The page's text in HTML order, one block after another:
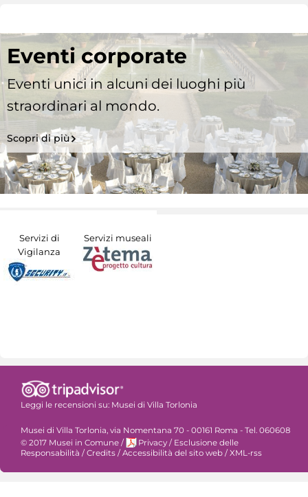
Eventi corporate
Eventi unici in alcuni dei luoghi più
straordinari al mondo.
Scopri di più
Servizi di
Vigilanza
Servizi museali
Leggi le recensioni su: Musei di Villa Torlonia
Musei di Villa Torlonia, via Nomentana 70 - 00161 Roma - Tel. 060608
© 2017 Musei in Comune / Privacy / Esclusione delle
Responsabilità /Credits /Accessibilità del sito web /XML-rss